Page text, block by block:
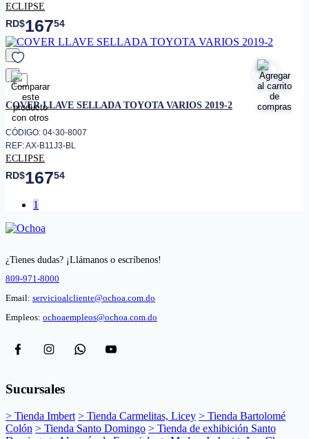
ECLIPSE
RD$16754
favorito
COVER LLAVE SELLADA TOYOTA VARIOS 2019-2
CÓDIGO: 04-30-8007
REF: AX-B11J3-BL
ECLIPSE
RD$16754
1
¿Tienes dudas? ¡Llámanos o escríbenos!
809-971-8000
Email: servicioalcliente@ochoa.com.do
Empleos: ochoaempleos@ochoa.com.do
Sucursales
> Tienda Imbert > Tienda Carmelitas, Licey > Tienda Bartolomé
Colón > Tienda Santo Domingo > Tienda de exhibición Santo